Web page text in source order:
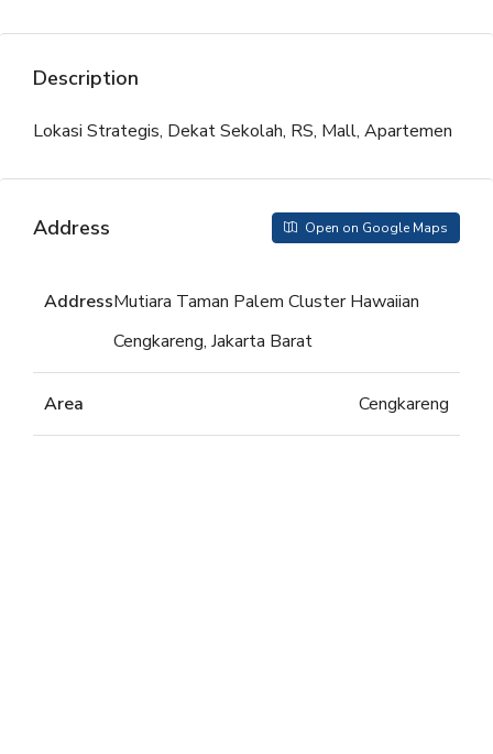
Description
Lokasi Strategis, Dekat Sekolah, RS, Mall, Apartemen
Address Open on Google Maps
AddressMutiara Taman Palem Cluster Hawaiian
Cengkareng, Jakarta Barat
Area Cengkareng